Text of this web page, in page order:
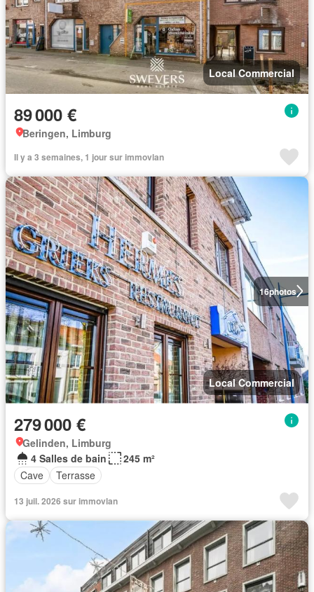
Local Commercial
89 000 €
Beringen, Limburg
Il y a 3 semaines, 1 jour sur immovlan
16photos
Local Commercial
279 000 €
Gelinden, Limburg
4 Salles de bain
245 m²
Cave
Terrasse
13 juil. 2026 sur immovlan